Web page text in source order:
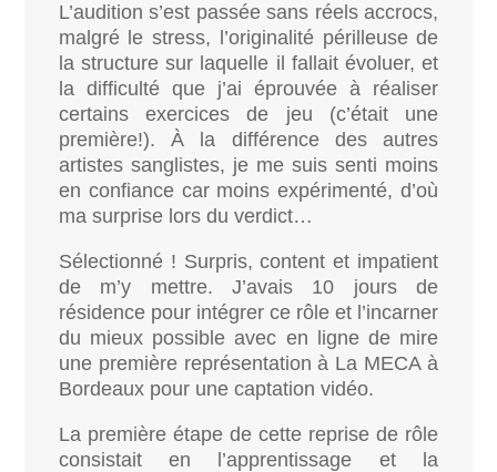
L’audition s’est passée sans réels accrocs,
malgré le stress, l’originalité périlleuse de
la structure sur laquelle il fallait évoluer, et
la difficulté que j’ai éprouvée à réaliser
certains exercices de jeu (c’était une
première!). À la différencedes autres
artistes sanglistes, je me suis senti moins
en confiance car moins expérimenté, d’où
ma surprise lors du verdict…
Sélectionné ! Surpris, content et impatient
de m’y mettre. J’avais 10 jours de
résidence pour intégrer ce rôle et l’incarner
du mieux possible avec en ligne de mire
une première représentation à La MECA à
Bordeaux pour une captation vidéo.
La première étape de cette reprise de rôle
consistait en l’apprentissage et la